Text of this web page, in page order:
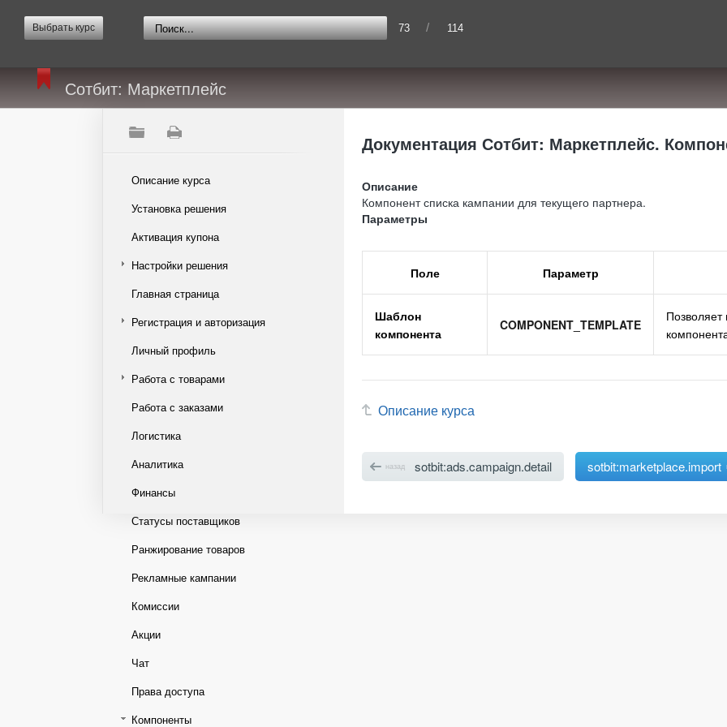
Выбрать курс 73 / 114
Сотбит: Маркетплейс
Описание курса
Установка решения
Активация купона
Настройки решения
Главная страница
Регистрация и авторизация
Личный профиль
Работа с товарами
Работа с заказами
Логистика
Аналитика
Финансы
Статусы поставщиков
Ранжирование товаров
Рекламные кампании
Комиссии
Акции
Чат
Права доступа
Компоненты
Документация Сотбит: Маркетплейс.
Описание
Компонент списка кампании для текущего партнера.
Параметры
Поле Параметр
Шаблон
компонента
COMPONENT_TEMPLATE
Описание курса
назад sotbit:ads.campaign.detail sotbit:marketplace.import